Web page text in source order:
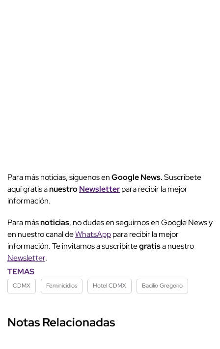
Para más noticias, síguenos enGoogle News.Suscríbete
aquí gratis anuestroNewsletterpara recibir la mejor
información.
Para másnoticias, no dudes en seguirnos en Google News y
en nuestro canal deWhatsApppara recibir la mejor
información. Te invitamos a suscribirtegratisa nuestro
Newsletter.
TEMAS
CDMX Feminicidios Hotel CDMX Bacilio Gregorio
Notas Relacionadas